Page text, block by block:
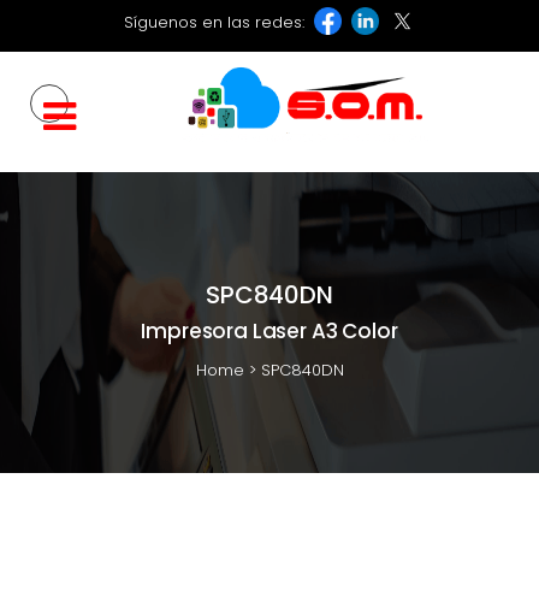
Síguenos en las redes:
SPC840DN
Impresora Laser A3 Color
Home > SPC840DN